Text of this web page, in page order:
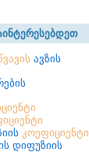
ავზის
კოეფიციენტი
დიფუზიის